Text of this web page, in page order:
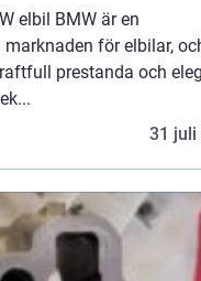
elbil BMW är en
för elbilar,
prestanda och
31 juli